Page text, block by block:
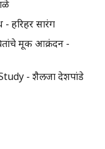
- हरिहर सारंग
मूक आक्रंदन -
- शैलजा देशपांडे